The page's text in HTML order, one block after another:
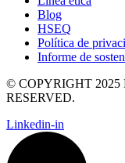
Blog
HSEQ
Política de
Informe de
© COPYRIGHT
RESERVED.
Linkedin-in